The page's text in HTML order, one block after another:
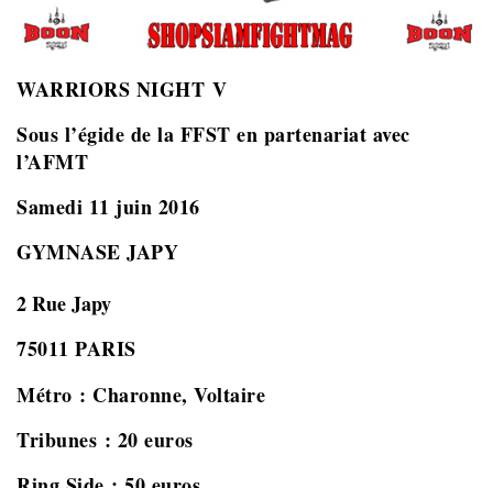
WARRIORS NIGHT V
Sous l’égide de la FFST en partenariat avec
l’AFMT
Samedi 11 juin 2016
GYMNASE JAPY
2 Rue Japy
75011 PARIS
Métro : Charonne, Voltaire
Tribunes : 20 euros